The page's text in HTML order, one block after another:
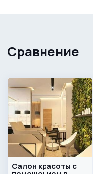
Сравнение
Салон красоты с